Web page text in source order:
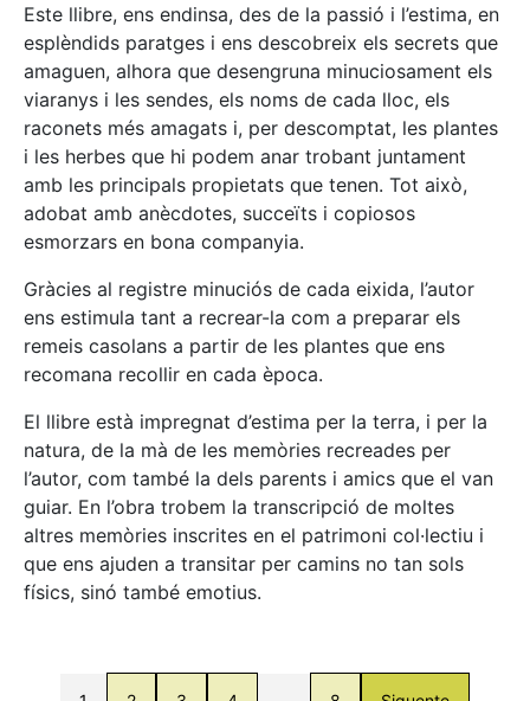
Este llibre, ens endinsa, des de la passió i l’estima, en
esplèndids paratges i ens descobreix els secrets que
amaguen, alhora que desengruna minuciosament els
viaranys i les sendes, els noms de cada lloc, els
raconets més amagats i, per descomptat, les plantes
i les herbes que hi podem anar trobant juntament
amb les principals propietats que tenen. Tot això,
adobat amb anècdotes, succeïts i copiosos
esmorzars en bona companyia.
Gràcies al registre minuciós de cada eixida, l’autor
ens estimula tant a recrear-la com a preparar els
remeis casolans a partir de les plantes que ens
recomana recollir en cada època.
El llibre està impregnat d’estima per la terra, i per la
natura, de la mà de les memòries recreades per
l’autor, com també la dels parents i amics que el van
guiar. En l’obra trobem la transcripció de moltes
altres memòries inscrites en el patrimoni col·lectiu i
que ens ajuden a transitar per camins no tan sols
físics, sinó també emotius.